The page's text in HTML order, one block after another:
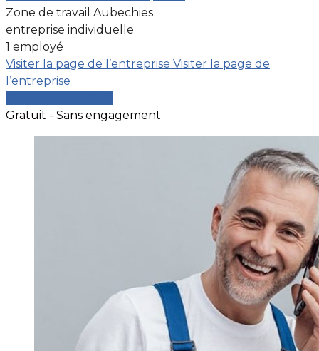
Zone de travail Aubechies
entreprise individuelle
1 employé
Visiter la page de l’entreprise Visiter la page de
l’entreprise
Gratuit - Sans engagement